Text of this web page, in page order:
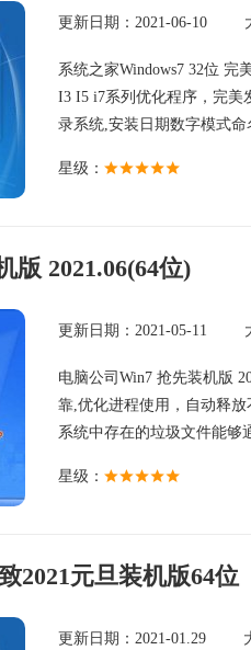
更新日期：2021-06-10
系统之家Windows7 32位 完
I3 I5 i7系列优化程序，完美
录系统,安装日期数字模式命
星级：
版 2021.06(64位)
更新日期：2021-05-11
电脑公司Win7 抢先装机版
靠,优化进程使用，自动释
系统中存在的垃圾文件能够
星级：
2021元旦装机版64位
更新日期：2021-01.29